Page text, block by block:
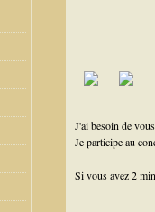
J'ai besoin de
Je participe au
Si vous avez 2